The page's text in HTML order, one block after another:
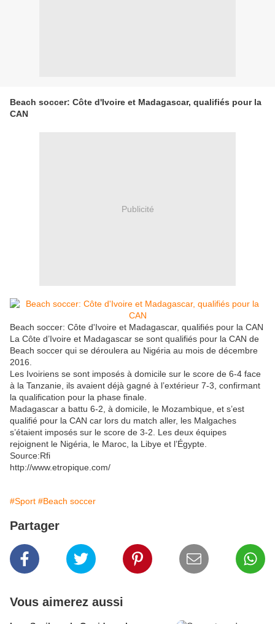
Beach soccer: Côte d'Ivoire et Madagascar, qualifiés pour la
CAN
Publicité
Beach soccer: Côte d'Ivoire et Madagascar, qualifiés pour la CAN
La Côte d’Ivoire et Madagascar se sont qualifiés pour la CAN de
Beach soccer qui se déroulera au Nigéria au mois de décembre
2016.
Les Ivoiriens se sont imposés à domicile sur le score de 6-4 face
à la Tanzanie, ils avaient déjà gagné à l’extérieur 7-3, confirmant
la qualification pour la phase finale.
Madagascar a battu 6-2, à domicile, le Mozambique, et s’est
qualifié pour la CAN car lors du match aller, les Malgaches
s’étaient imposés sur le score de 3-2. Les deux équipes
rejoignent le Nigéria, le Maroc, la Libye et l’Égypte.
Source:Rfi
http://www.etropique.com/
#Sport #Beach soccer
Partager
Vous aimerez aussi